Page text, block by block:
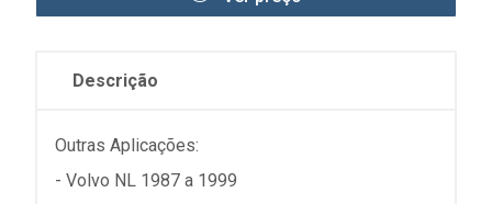
Descrição
Outras Aplicações:
- Volvo NL 1987 a 1999